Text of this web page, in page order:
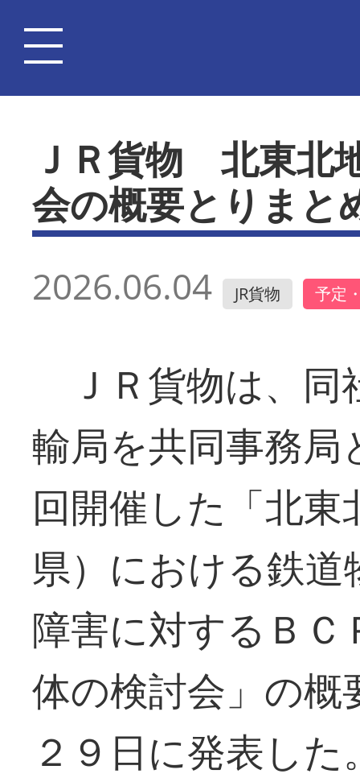
ＪＲ貨物 北東北
会の概要とりまと
2026.06.04 JR貨物 予定
ＪＲ貨物は、同
輸局を共同事務局
回開催した「北
県）における鉄
障害に対するＢ
体の検討会」の
２９日に発表した